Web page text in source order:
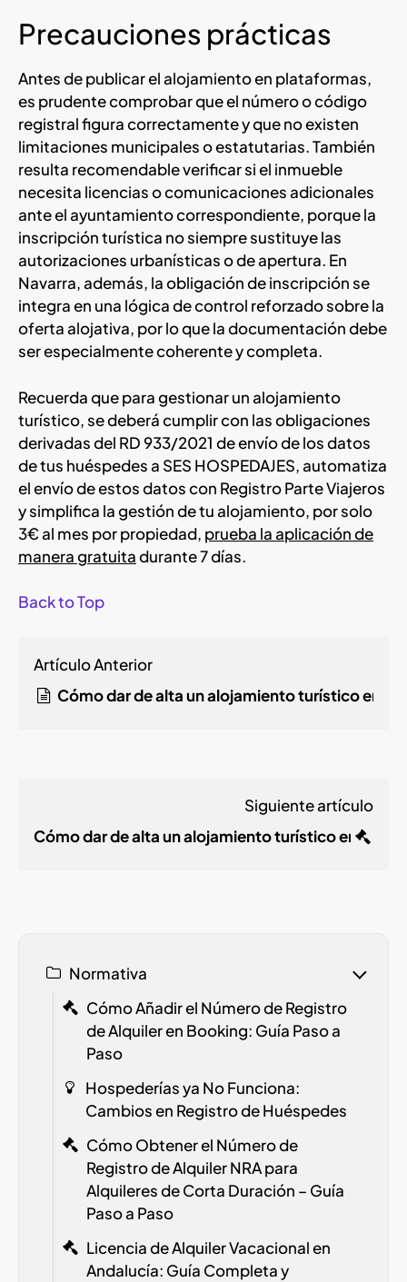
Precauciones prácticas
Antes de publicar el alojamiento en plataformas,
es prudente comprobar que el número o código
registral figura correctamente y que no existen
limitaciones municipales o estatutarias. También
resulta recomendable verificar si el inmueble
necesita licencias o comunicaciones adicionales
ante el ayuntamiento correspondiente, porque la
inscripción turística no siempre sustituye las
autorizaciones urbanísticas o de apertura. En
Navarra, además, la obligación de inscripción se
integra en una lógica de control reforzado sobre la
oferta alojativa, por lo que la documentación debe
ser especialmente coherente y completa.
Recuerda que para gestionar un alojamiento
turístico, se deberá cumplir con las obligaciones
derivadas del RD 933/2021 de envío de los datos
de tus huéspedes a SES HOSPEDAJES, automatiza
el envío de estos datos con Registro Parte Viajeros
y simplifica la gestión de tu alojamiento, por solo
3€ al mes por propiedad, prueba la aplicación de
manera gratuitadurante 7 días.
Back to Top
Artículo Anterior
Cómo dar de alta un alojamiento turístico en
Siguiente artículo
Cómo dar de alta un alojamiento turístico en
Normativa
Cómo Añadir el Número de Registro
de Alquiler en Booking: Guía Paso a
Paso
Hospederías ya No Funciona:
Cambios en Registro de Huéspedes
Cómo Obtener el Número de
Registro de AlquilerNRApara
Alquileres de Corta Duración – Guía
Paso a Paso
Licencia de Alquiler Vacacional en
Andalucía: Guía Completa y